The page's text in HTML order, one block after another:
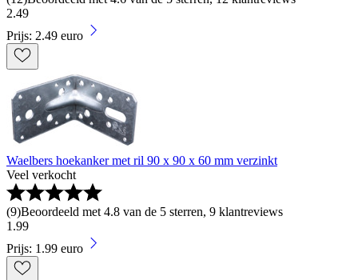
2.49
Prijs: 2.49 euro
Waelbers hoekanker met ril 90 x 90 x 60 mm verzinkt
Veel verkocht
(9)Beoordeeld met 4.8 van de 5 sterren, 9 klantreviews
1 .99
Prijs: 1.99 euro